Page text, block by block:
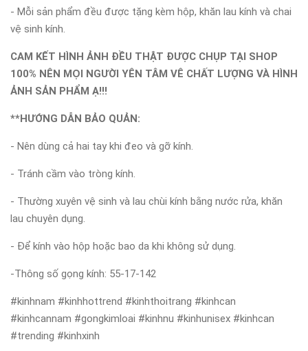
- Mỗi sản phẩm đều được tặng kèm hộp, khăn lau kính và chai
vệ sinh kính.
CAM KẾT HÌNH ẢNH ĐỀU THẬT ĐƯỢC CHỤP TẠI SHOP
100% NÊN MỌI NGƯỜI YÊN TÂM VÊ CHẤT LƯỢNG VÀ HÌNH
ẢNH SẢN PHẨM Ạ!!!
**HƯỚNG DẪN BẢO QUẢN:
- Nên dùng cả hai tay khi đeo và gỡ kính.
- Tránh cầm vào tròng kính.
- Thường xuyên vệ sinh và lau chùi kính bằng nước rửa, khăn
lau chuyên dụng.
- Để kính vào hộp hoặc bao da khi không sử dụng.
-Thông số gọng kính: 55-17-142
#kinhnam #kinhhottrend #kinhthoitrang #kinhcan
#kinhcannam #gongkimloai #kinhnu #kinhunisex #kinhcan
#trending #kinhxinh